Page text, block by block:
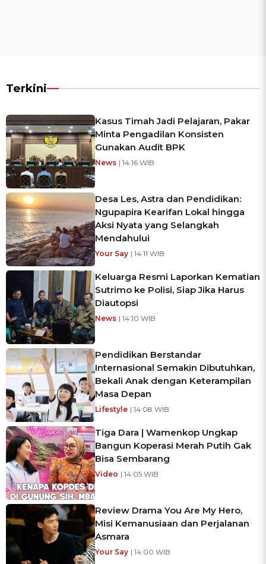
Terkini
Kasus Timah Jadi Pelajaran, Pakar
Minta Pengadilan Konsisten
Gunakan Audit BPK
News | 14:16 WIB
Desa Les, Astra dan Pendidikan:
Ngupapira Kearifan Lokal hingga
Aksi Nyata yang Selangkah
Mendahului
Your Say | 14:11 WIB
Keluarga Resmi Laporkan Kematian
Sutrimo ke Polisi, Siap Jika Harus
Diautopsi
News | 14:10 WIB
Pendidikan Berstandar
Internasional Semakin Dibutuhkan,
Bekali Anak dengan Keterampilan
Masa Depan
Lifestyle | 14:08 WIB
Tiga Dara | Wamenkop Ungkap
Bangun Koperasi Merah Putih Gak
Bisa Sembarang
Video | 14:05 WIB
Review Drama You Are My Hero,
Misi Kemanusiaan dan Perjalanan
Asmara
Your Say | 14:00 WIB